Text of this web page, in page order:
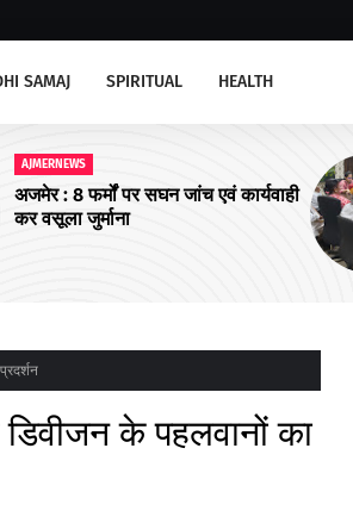
SAMAJ SPIRITUAL HEALTH
खाद्य सुरक्षा एवं
के पहलवानों का